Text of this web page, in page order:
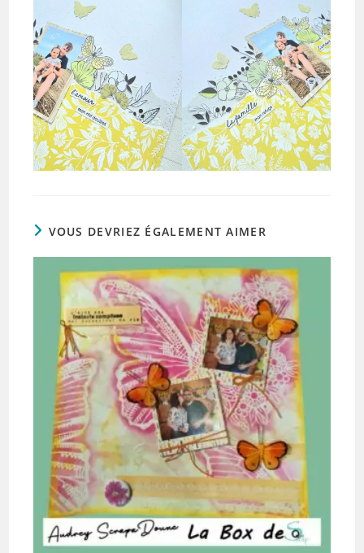
VOUS DEVRIEZ ÉGALEMENT AIMER